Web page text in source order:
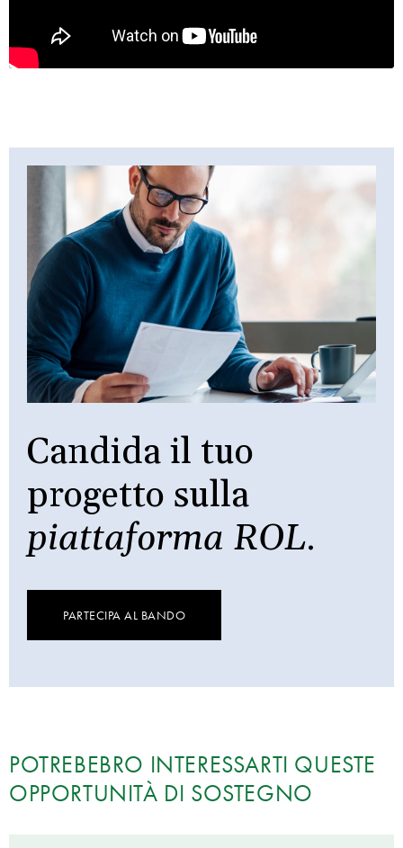
Candida il tuo
progetto sulla
piattaforma ROL.
PARTECIPA AL BANDO
POTREBEBRO INTERESSARTI QUESTE
OPPORTUNITÀ DI SOSTEGNO